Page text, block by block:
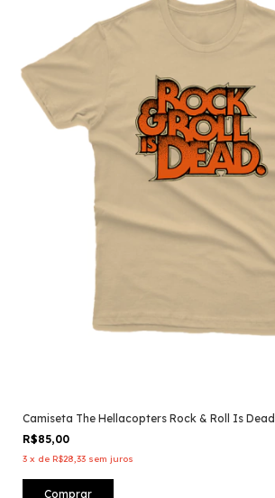
Camiseta The Hellacopters Rock & Roll Is Dead
R$85,00
3 x de R$28,33 sem juros
Comprar